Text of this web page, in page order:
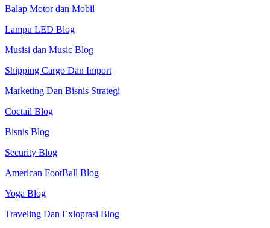
Balap Motor dan Mobil
Lampu LED Blog
Musisi dan Music Blog
Shipping Cargo Dan Import
Marketing Dan Bisnis Strategi
Coctail Blog
Bisnis Blog
Security Blog
American FootBall Blog
Yoga Blog
Traveling Dan Exloprasi Blog